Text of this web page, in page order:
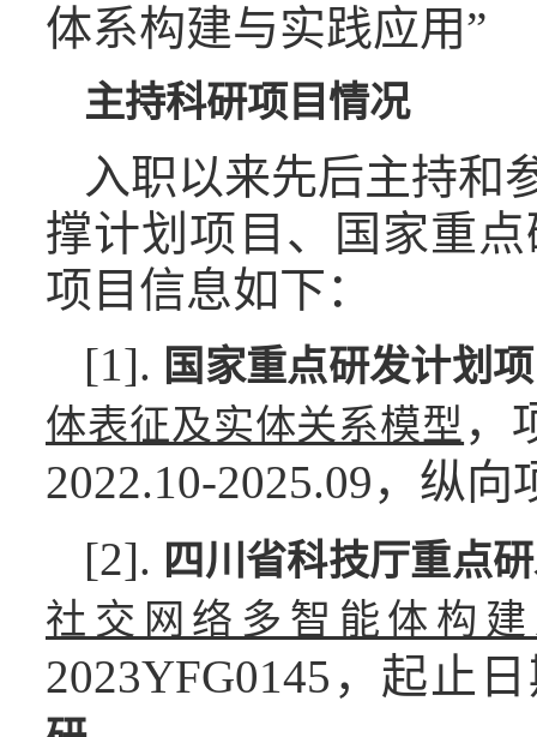
体系构建与实践应用”
主持科研项目情况
入职以来先后主持和
撑计划项目、国家重
项目信息如下：
[1]. 国家重点研发计划
体表征及实体关系模型 ，
2022.10-2025.09，纵向
[2]. 四川省科技厅重点
社交网络多智能体构
2023YFG0145，起止